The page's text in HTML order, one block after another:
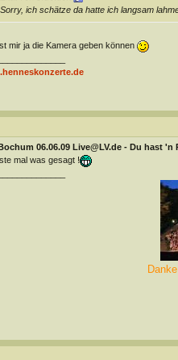
Sorry, ich schätze da hatte ich langsam
mir ja die Kamera geben können
06.06.09 Live@LV.de - Du hast
mal was gesagt !